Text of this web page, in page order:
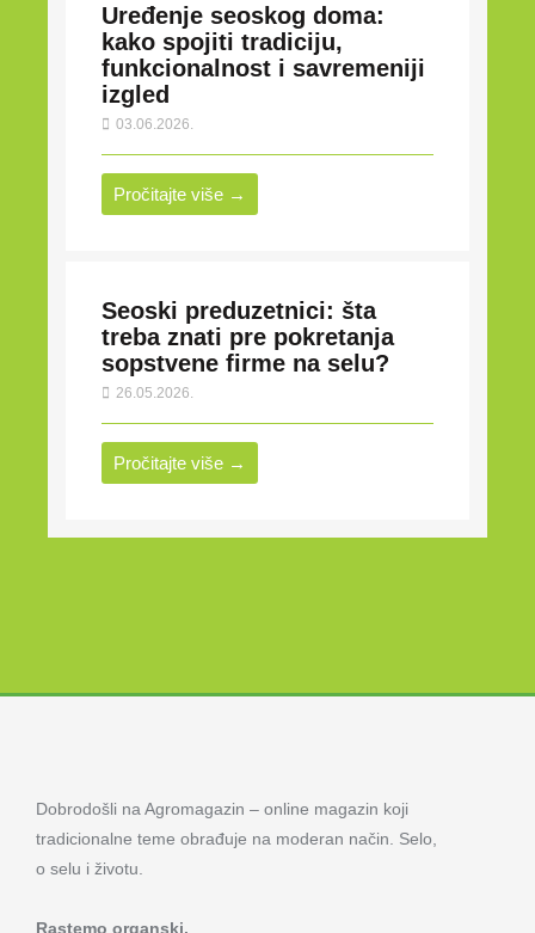
Uređenje seoskog doma:
kako spojiti tradiciju,
funkcionalnost i savremeniji
izgled
03.06.2026.
Pročitajte više →
Seoski preduzetnici: šta
treba znati pre pokretanja
sopstvene firme na selu?
26.05.2026.
Pročitajte više →
Dobrodošli na Agromagazin – online magazin koji
tradicionalne teme obrađuje na moderan način. Selo,
o selu i životu.
Rastemo organski.